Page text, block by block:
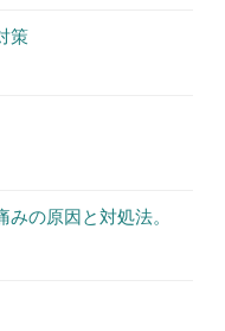
策
の原因と対処法。